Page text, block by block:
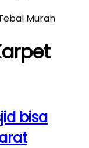
Murah
bisa